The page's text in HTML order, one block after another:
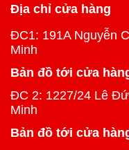
Địa chỉ cửa hàng
ĐC1: 191A Nguyễn
Minh
Bản đồ tới cửa
ĐC 2: 1227/24 Lê
Minh
Bản đồ tới cửa